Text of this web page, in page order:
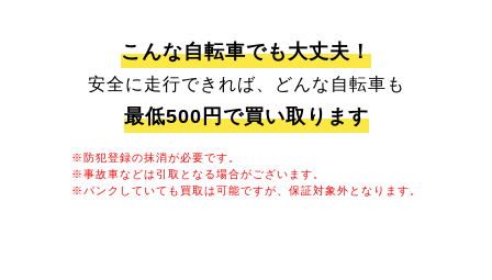
こんな自転車でも大丈夫！
安全に走行できれば、どんな自転車も
最低500円で買い取ります
※防犯登録の抹消が必要です。
※事故車などは引取となる場合がございます。
※パンクしていても買取は可能ですが、保証対象外となります。